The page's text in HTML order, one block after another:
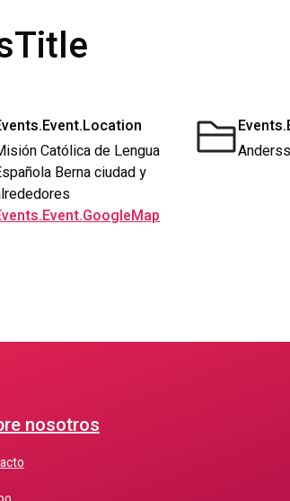
Católica de Lengua
Berna ciudad y
nosotros